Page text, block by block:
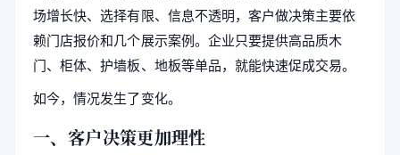
场增长快、选择有限、信息不透明，客户做决策主要依
赖门店报价和几个展示案例。企业只要提供高品质木
门、柜体、护墙板、地板等单品，就能快速促成交易。
如今，情况发生了变化。
一、客户决策更加理性